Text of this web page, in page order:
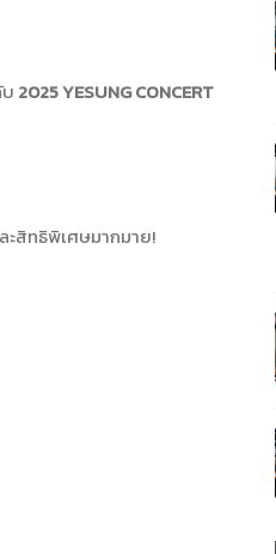
2025 YESUNG CONCERT
ะสิทธิพิเศษมากมาย!